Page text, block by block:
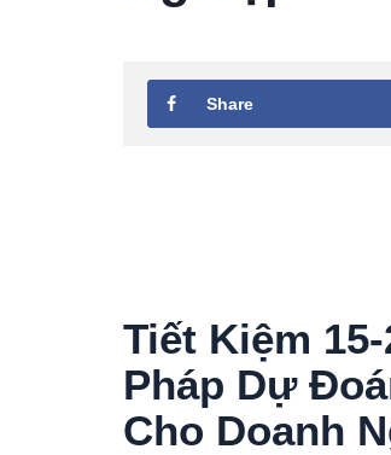
Share
Tiết Kiệm
Pháp Dự
Cho Doanh